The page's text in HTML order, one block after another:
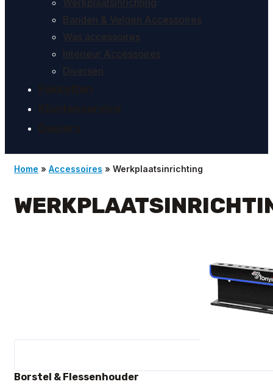
Werkplaatsinrichting
Banden & Velgen Accessoires
Was accessoires
Interieur Accessoires
Diversen
Home » Accessoires » Werkplaatsinrichting
Borstel & Flessenhouder